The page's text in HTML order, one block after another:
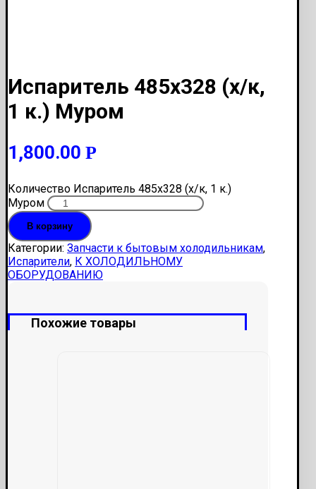
Испаритель 485х328 (х/к,
1 к.) Муром
1,800.00 Р
Количество Испаритель 485х328 (х/к, 1 к.)
Муром
В корзину
Категории: Запчасти к бытовым холодильникам,
Испарители, К ХОЛОДИЛЬНОМУ
ОБОРУДОВАНИЮ
Похожие товары